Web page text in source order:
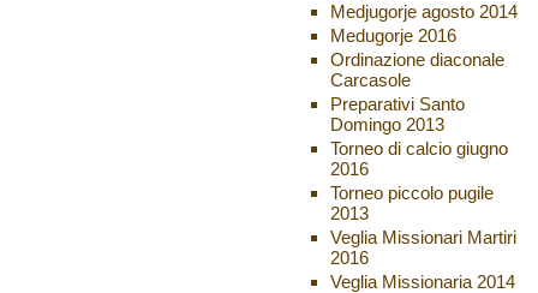
Medjugorje agosto 2014
Medugorje 2016
Ordinazione diaconale
Carcasole
Preparativi Santo
Domingo 2013
Torneo di calcio giugno
2016
Torneo piccolo pugile
2013
Veglia Missionari Martiri
2016
Veglia Missionaria 2014